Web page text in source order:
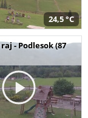
24,5 °C
- Podlesok (87